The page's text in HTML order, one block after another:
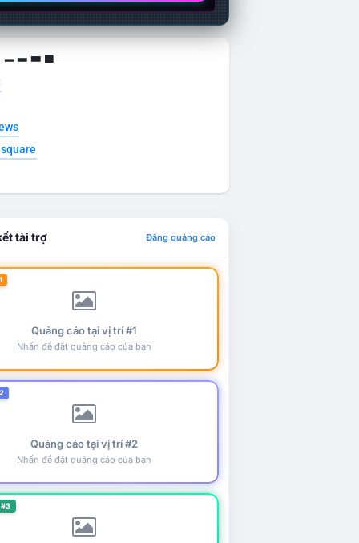
▁ ▂ ▃ ▄
tài trợ Đăng quảng cáo
Quảng cáo tại vị trí #1
Nhấn để đặt quảng cáo của bạn
Quảng cáo tại vị trí #2
Nhấn để đặt quảng cáo của bạn